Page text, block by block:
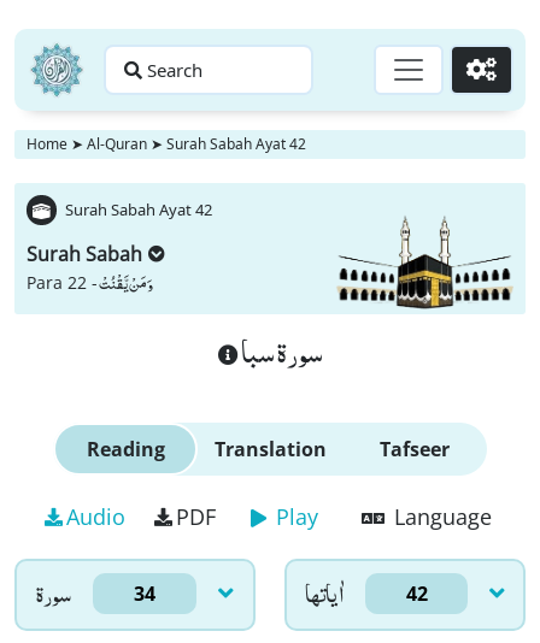
Search Go
Home ➤ Al-Quran ➤ Surah Sabah Ayat 42
Surah Sabah Ayat 42
Surah Sabah
Para 22 -وَ مَنْ یَّقْنُتْ
سورة سبا
Reading Translation Tafseer
Audio PDF Play Language
سورۃ 34 اٰياتها 42